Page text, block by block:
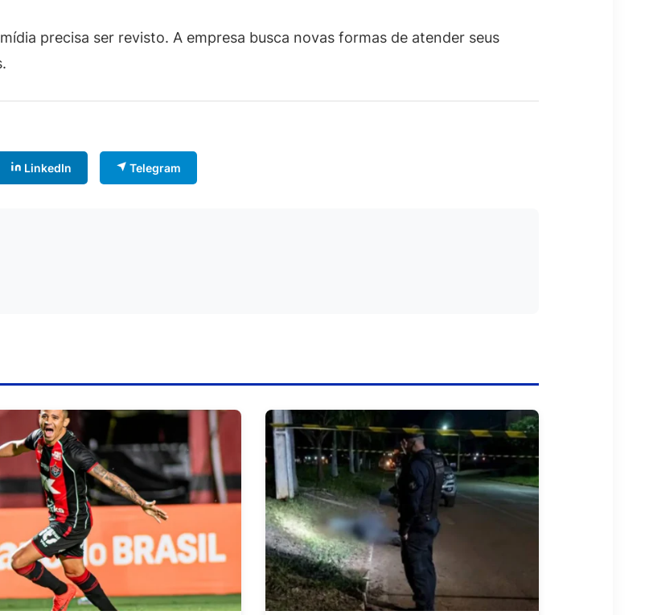
precisa ser revisto. A empresa busca novas formas de atender seus
LinkedIn Telegram